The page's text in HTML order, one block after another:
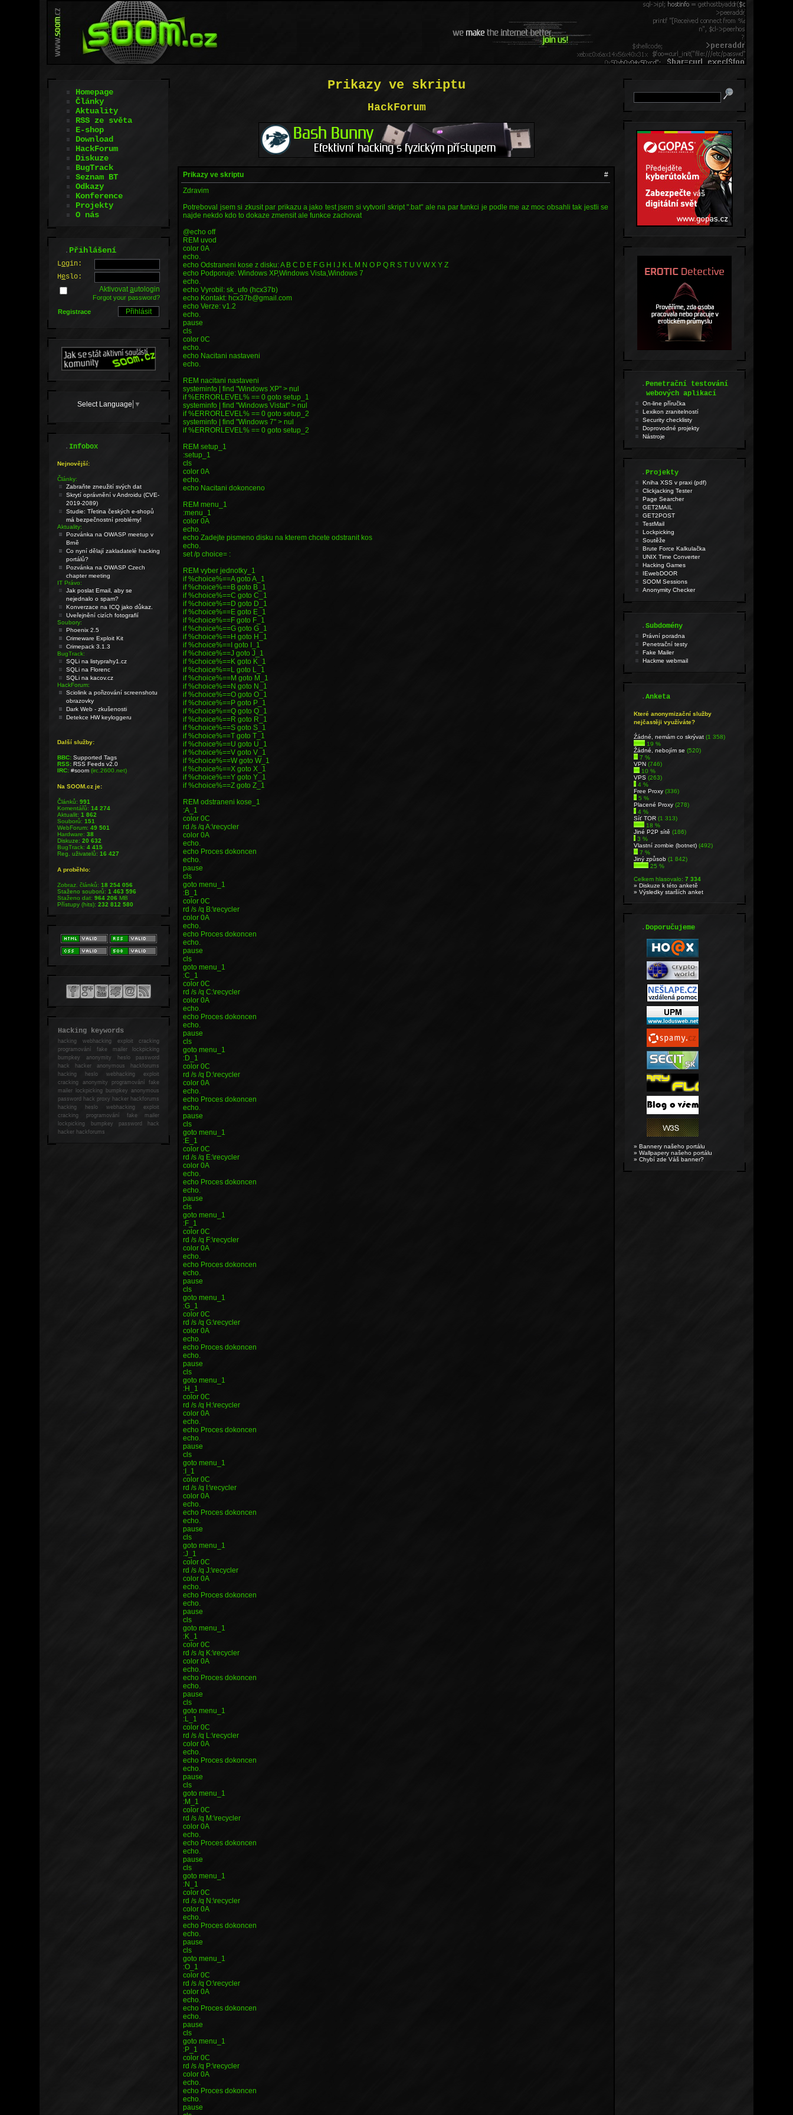
Prikazy ve skriptu
HackForum
Prikazy ve skriptu
#
Zdravim
Potreboval jsem si zkusit par prikazu a jako test jsem si vytvoril skript ".bat" ale na par funkci je podle me az moc obsahli tak jestli se
najde nekdo kdo to dokaze zmensit ale funkce zachovat
@echo off
REM uvod
color 0A
echo.
echo Odstraneni kose z disku: A B C D E F G H I J K L M N O P Q R S T U V W X Y Z
echo Podporuje: Windows XP,Windows Vista,Windows 7
echo.
echo Vyrobil: sk_ufo (hcx37b)
echo Kontakt: hcx37b@gmail.com
echo Verze: v1.2
echo.
pause
cls
color 0C
echo.
echo Nacitani nastaveni
echo.
REM nacitani nastaveni
systeminfo | find "Windows XP" > nul
if %ERRORLEVEL% == 0 goto setup_1
systeminfo | find "Windows Vistat" > nul
if %ERRORLEVEL% == 0 goto setup_2
systeminfo | find "Windows 7" > nul
if %ERRORLEVEL% == 0 goto setup_2
REM setup_1
:setup_1
cls
color 0A
echo.
echo Nacitani dokonceno
REM menu_1
:menu_1
color 0A
echo.
echo Zadejte pismeno disku na kterem chcete odstranit kos
echo.
set /p choice= :
REM vyber jednotky_1
if %choice%==A goto A_1
if %choice%==B goto B_1
if %choice%==C goto C_1
if %choice%==D goto D_1
if %choice%==E goto E_1
if %choice%==F goto F_1
if %choice%==G goto G_1
if %choice%==H goto H_1
if %choice%==I goto I_1
if %choice%==J goto J_1
if %choice%==K goto K_1
if %choice%==L goto L_1
if %choice%==M goto M_1
if %choice%==N goto N_1
if %choice%==O goto O_1
if %choice%==P goto P_1
if %choice%==Q goto Q_1
if %choice%==R goto R_1
if %choice%==S goto S_1
if %choice%==T goto T_1
if %choice%==U goto U_1
if %choice%==V goto V_1
if %choice%==W goto W_1
if %choice%==X goto X_1
if %choice%==Y goto Y_1
if %choice%==Z goto Z_1
REM odstraneni kose_1
:A_1
color 0C
rd /s /q A:\recycler
color 0A
echo.
echo Proces dokoncen
echo.
pause
cls
goto menu_1
:B_1
color 0C
rd /s /q B:\recycler
color 0A
echo.
echo Proces dokoncen
echo.
pause
cls
goto menu_1
:C_1
color 0C
rd /s /q C:\recycler
color 0A
echo.
echo Proces dokoncen
echo.
pause
cls
goto menu_1
:D_1
color 0C
rd /s /q D:\recycler
color 0A
echo.
echo Proces dokoncen
echo.
pause
cls
goto menu_1
:E_1
color 0C
rd /s /q E:\recycler
color 0A
echo.
echo Proces dokoncen
echo.
pause
cls
goto menu_1
:F_1
color 0C
rd /s /q F:\recycler
color 0A
echo.
echo Proces dokoncen
echo.
pause
cls
goto menu_1
:G_1
color 0C
rd /s /q G:\recycler
color 0A
echo.
echo Proces dokoncen
echo.
pause
cls
goto menu_1
:H_1
color 0C
rd /s /q H:\recycler
color 0A
echo.
echo Proces dokoncen
echo.
pause
cls
goto menu_1
:I_1
color 0C
rd /s /q I:\recycler
color 0A
echo.
echo Proces dokoncen
echo.
pause
cls
goto menu_1
:J_1
color 0C
rd /s /q J:\recycler
color 0A
echo.
echo Proces dokoncen
echo.
pause
cls
goto menu_1
:K_1
color 0C
rd /s /q K:\recycler
color 0A
echo.
echo Proces dokoncen
echo.
pause
cls
goto menu_1
:L_1
color 0C
rd /s /q L:\recycler
color 0A
echo.
echo Proces dokoncen
echo.
pause
cls
goto menu_1
:M_1
color 0C
rd /s /q M:\recycler
color 0A
echo.
echo Proces dokoncen
echo.
pause
cls
goto menu_1
:N_1
color 0C
rd /s /q N:\recycler
color 0A
echo.
echo Proces dokoncen
echo.
pause
cls
goto menu_1
:O_1
color 0C
rd /s /q O:\recycler
color 0A
echo.
echo Proces dokoncen
echo.
pause
cls
goto menu_1
:P_1
color 0C
rd /s /q P:\recycler
color 0A
echo.
echo Proces dokoncen
echo.
pause
Homepage
Články
Aktuality
RSS ze světa
E-shop
Download
HackForum
Diskuze
BugTrack
Seznam BT
Odkazy
Konference
Projekty
O nás
.Přihlášení
Login:
Heslo:
Aktivovatautologin
Forgot your password?
Registrace
Select Language ▼
.Infobox
Nejnovější:
Články:
Zabraňte zneužití svých dat
Skrytí oprávnění v Androidu (CVE-
2019-2089)
Studie: Třetina českých e-shopů
má bezpečnostní problémy!
Aktuality:
Pozvánka na OWASP meetup v
Brně
Co nyní dělají zakladatelé hacking
portálů?
Pozvánka na OWASP Czech
chapter meeting
IT Právo:
Jak poslat Email, aby se
nejednalo o spam?
Konverzace na ICQ jako důkaz.
Uveřejnění cizích fotografií
Soubory:
Phoenix 2.5
Crimeware Exploit Kit
Crimepack 3.1.3
BugTrack:
SQLi na listyprahy1.cz
SQLi na Florenc
SQLi na kacov.cz
HackForum:
Sciolink a pořizování screenshotu
obrazovky
Dark Web - zkušenosti
Detekce HW keyloggeru
Další služby:
BBC: Supported Tags
RSS: RSS Feeds v2.0
IRC: #soom(irc.2600.net)
Na SOOM.cz je:
Článků:991
Komentářů:14 274
Aktualit:1 862
Souborů:151
WebForum:49 501
Hardware:38
Diskuze:20 632
BugTrack:4 415
Reg. uživatelů:16 427
A proběhlo:
Zobraz. článků:18 254 056
Staženo souborů:1 463 596
Staženo dat:964 206MB
Přístupy (hits):232 812 580
Hacking keywords
hackingwebhacking exploit cracking
programování fake mailer lockpicking
bumpkey anonymity heslo password
hackhacker anonymous hackforums
hackingheslo webhacking exploit
cracking anonymity programování fake
mailer lockpicking bumpkey anonymous
password hack proxy hacker hackforums
hacking heslo webhacking exploit
cracking programování fake mailer
lockpicking bumpkey password hack
hackerhackforums
.Penetrační testování
webových aplikací
On-line příručka
Lexikon zranitelností
Security checklisty
Doprovodné projekty
Nástroje
.Projekty
Kniha XSS v praxi (pdf)
Clickjacking Tester
Page Searcher
GET2MAIL
GET2POST
TestMail
Lockpicking
Soutěže
Brute Force Kalkulačka
UNIX Time Converter
Hacking Games
IEwebDOOR
SOOM Sessions
Anonymity Checker
.Subdomény
Právní poradna
Penetrační testy
Fake Mailer
Hackme webmail
.Anketa
Které anonymizační služby
nejčastěji využíváte?
Źádné, nemám co skrývat(1 358)
19 %
Žádné, nebojím se(520)
7 %
VPN(746)
10 %
VPS(263)
4 %
Free Proxy(336)
5 %
Placené Proxy(278)
4 %
Síť TOR(1 313)
18 %
Jiné P2P sítě(186)
3 %
Vlastní zombie (botnet)(492)
7 %
Jiný způsob(1 842)
25 %
Celkem hlasovalo:7 334
» Diskuze k této anketě
» Výsledky starších anket
.Doporučujeme
» Bannery našeho portálu
» Wallpapery našeho portálu
» Chybí zde Váš banner?